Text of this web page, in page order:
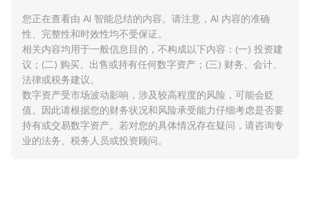
您正在查看由 AI 智能总结的内容。请注意，AI 内容的准确
性、完整性和时效性均不受保证。
相关内容均用于一般信息目的，不构成以下内容：(一) 投资建
议；(二) 购买、出售或持有任何数字资产；(三) 财务、会计、
法律或税务建议。
数字资产受市场波动影响，涉及较高程度的风险，可能会贬
值。因此请根据您的财务状况和风险承受能力仔细考虑是否要
持有或交易数字资产。若对您的具体情况存在疑问，请咨询专
业的法务、税务人员或投资顾问。